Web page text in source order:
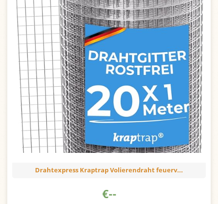
Drahtexpress Kraptrap Volierendraht feuerv...
€--